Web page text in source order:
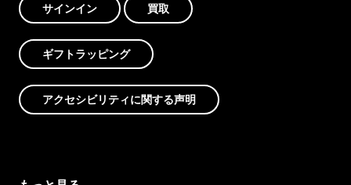
サインイン 買取
ギフトラッピング
アクセシビリティに関する声明